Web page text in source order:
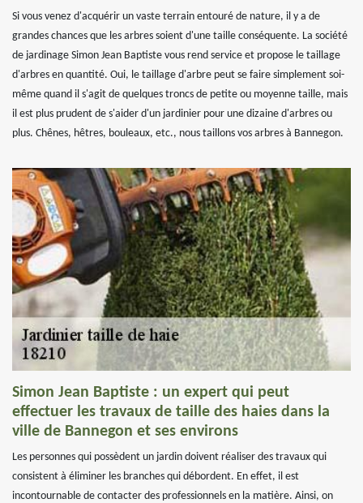
Si vous venez d'acquérir un vaste terrain entouré de nature, il y a de
grandes chances que les arbres soient d'une taille conséquente. La société
de jardinage Simon Jean Baptiste vous rend service et propose le taillage
d'arbres en quantité. Oui, le taillage d'arbre peut se faire simplement soi-
même quand il s'agit de quelques troncs de petite ou moyenne taille, mais
il est plus prudent de s'aider d'un jardinier pour une dizaine d'arbres ou
plus. Chênes, hêtres, bouleaux, etc., nous taillons vos arbres à Bannegon.
Simon Jean Baptiste : un expert qui peut
effectuer les travaux de taille des haies dans la
ville de Bannegon et ses environs
Les personnes qui possèdent un jardin doivent réaliser des travaux qui
consistent à éliminer les branches qui débordent. En effet, il est
incontournable de contacter des professionnels en la matière. Ainsi, on